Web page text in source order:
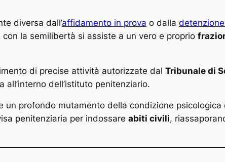
diversa dall’affidamento in prova o dalla
la semilibertà si assiste a un vero e proprio
di precise attività autorizzate dal Tribunale di
all’interno dell’istituto penitenziario.
un profondo mutamento della condizione psicologica
penitenziaria per indossare abiti civili,